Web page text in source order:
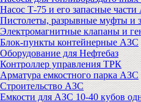
Насос Т-75 и его запасные
Пистолеты, разрывные муфты и
Электромагнитные клапаны и
Блок-пункты контейнерные АЗС
Оборудование для Нефтебаз
Контроллер управления ТРК
Арматура емкостного парка АЗС
Строительство АЗС
Емкости для АЗС 10-40 кубов